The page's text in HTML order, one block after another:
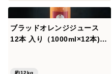
ブラッドオレンジジュース
12本 入り（1000ml×12本)
約12kg